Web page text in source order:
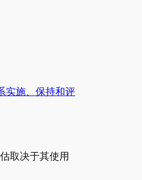
实施、保持和评
取决于其使用